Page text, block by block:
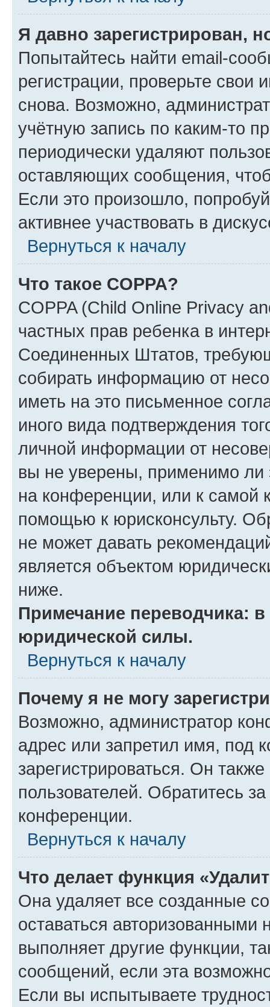
Я давно зарегистрирован,
Попытайтесь найти email-
регистрации, проверьте свои
снова. Возможно,
учётную запись по каким-то
периодически удаляют
оставляющих сообщения,
Если это произошло,
активнее участвовать в
Вернуться к началу
Что такое COPPA?
COPPA (Child Online Privacy
частных прав ребенка в
Соединенных Штатов,
собирать информацию от
иметь на это письменное
иного вида подтверждения
личной информации от
вы не уверены, применимо ли
на конференции, или к самой
помощью к юрисконсульту.
не может давать
является объектом
ниже.
Примечание переводчика:
юридической силы.
Вернуться к началу
Почему я не могу
Возможно, администратор
адрес или запретил имя, под
зарегистрироваться. Он
пользователей. Обратитесь
конференции.
Вернуться к началу
Что делает функция
Она удаляет все созданные
оставаться авторизованными
выполняет другие функции,
сообщений, если эта
Если вы испытываете